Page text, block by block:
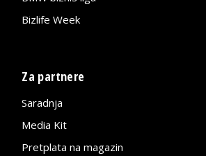
Bizlife Week
Za partnere
Saradnja
Media Kit
Pretplata na magazin